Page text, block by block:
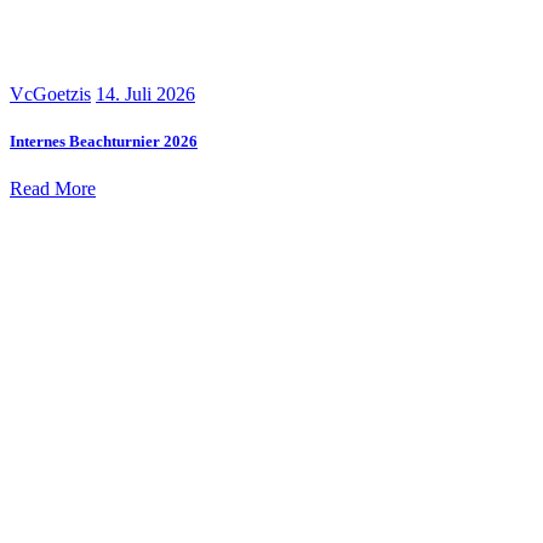
VcGoetzis 14. Juli 2026
Internes Beachturnier 2026
Read More